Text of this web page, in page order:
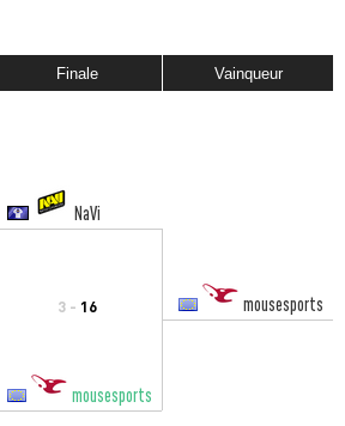
Finale Vainqueur
NaVi
3 - 16
mousesports
mousesports